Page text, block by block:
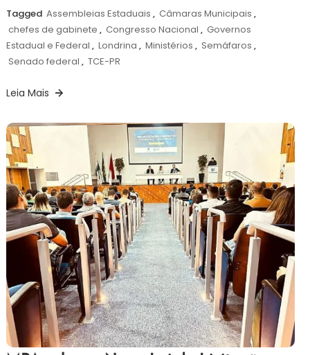
Tagged Assembleias Estaduais , Câmaras Municipais ,
chefes de gabinete , Congresso Nacional , Governos
Estadual e Federal , Londrina , Ministérios , Semáfaros ,
Senado federal , TCE-PR
Leia Mais